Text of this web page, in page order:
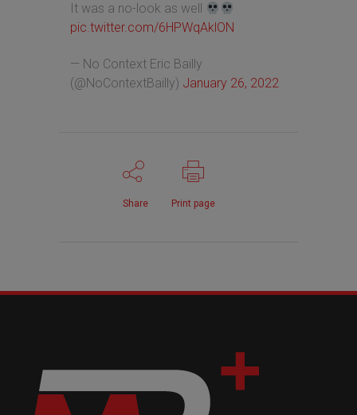
It was a no-look as well
pic.twitter.com/6HPWqAklON
— No Context Eric Bailly
(@NoContextBailly) January 26, 2022
Share Print page